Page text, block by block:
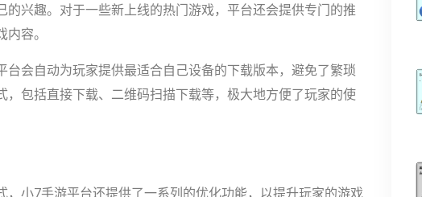
兴趣。对于一些新上线的热门游戏，平台还会提供专门的推
容。
会自动为玩家提供最适合自己设备的下载版本，避免了繁琐
包括直接下载、二维码扫描下载等，极大地方便了玩家的使
小7手游平台还提供了一系列的优化功能，以提升玩家的游戏